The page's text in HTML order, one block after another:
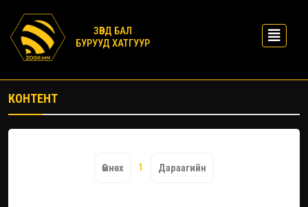
ЗӨВД БАЛ
БУРУУД ХАТГУУР
КОНТЕНТ
Өмнөх 1 Дараагийн